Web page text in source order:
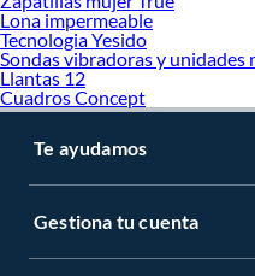
Lona impermeable
Tecnologia Yesido
Sondas vibradoras y unidades
Llantas 12
Cuadros Concept
Te ayudamos
Gestiona tu cuenta